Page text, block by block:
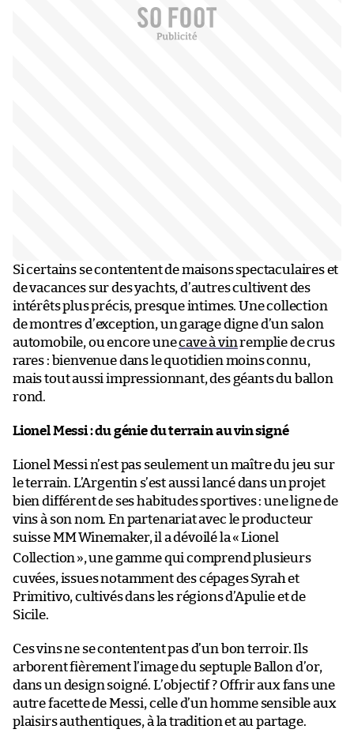
Si certains se contentent de maisons spectaculaires et
de vacances sur des yachts, d’autres cultivent des
intérêts plus précis, presque intimes. Une collection
de montres d’exception, un garage digne d’un salon
automobile, ou encore unecave à vinremplie de crus
rares : bienvenue dans le quotidien moins connu,
mais tout aussi impressionnant, des géants du ballon
rond.
Lionel Messi : du génie du terrain au vin signé
Lionel Messi n’est pas seulement un maître du jeu sur
le terrain. L’Argentin s’est aussi lancé dans un projet
bien différent de ses habitudes sportives : une ligne de
vins à son nom. En partenariat avec le producteur
suisse MM Winemaker, il a dévoilé la «Lionel
Collection », une gamme qui comprend plusieurs
cuvées, issues notamment des cépages Syrah et
Primitivo, cultivés dans les régions d’Apulie et de
Sicile.
Ces vins ne se contentent pas d’un bon terroir. Ils
arborent fièrement l’image du septuple Ballon d’or,
dans un design soigné. L’objectif ? Offrir aux fans une
autre facette de Messi, celle d’un homme sensible aux
plaisirs authentiques, à la tradition et au partage.